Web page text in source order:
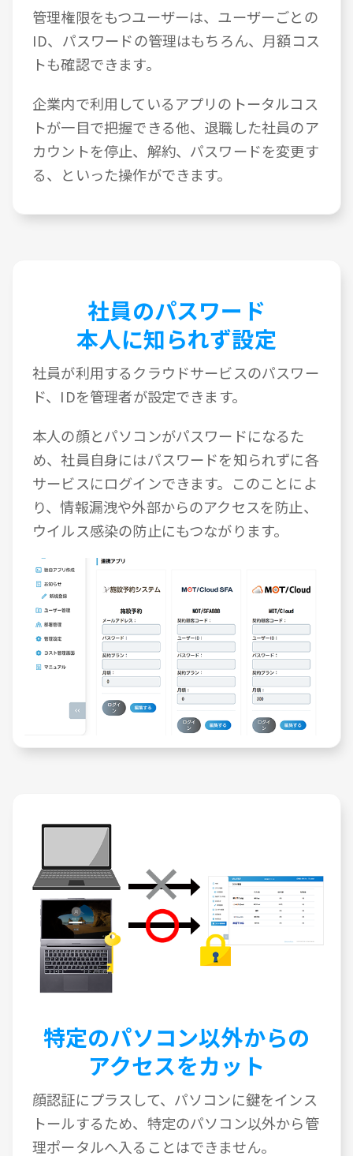
管理権限をもつユーザーは、ユーザーごとの
ID、パスワードの管理はもちろん、月額コス
トも確認できます。
企業内で利用しているアプリのトータルコス
トが一目で把握できる他、退職した社員のア
カウントを停止、解約、パスワードを変更す
る、といった操作ができます。
社員のパスワード
本人に知られず設定
社員が利用するクラウドサービスのパスワー
ド、IDを管理者が設定できます。
本人の顔とパソコンがパスワードになるた
め、社員自身にはパスワードを知られずに各
サービスにログインできます。このことによ
り、情報漏洩や外部からのアクセスを防止、
ウイルス感染の防止にもつながります。
特定のパソコン以外からの
アクセスをカット
顔認証にプラスして、パソコンに鍵をインス
トールするため、特定のパソコン以外から管
理ポータルへ入ることはできません。